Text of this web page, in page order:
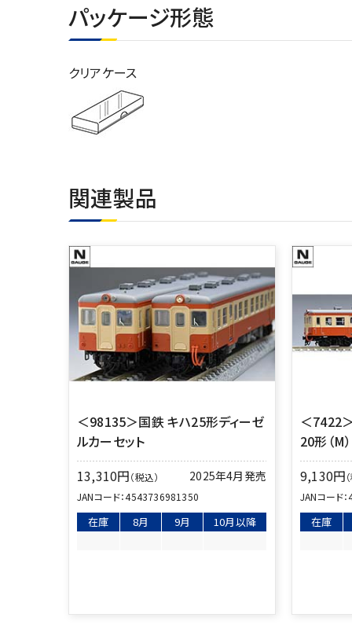
パッケージ形態
クリアケース
関連製品
＜98135＞国鉄 キハ25形ディーゼ
ルカーセット
13,310円（税込） 2025年4月発売
JANコード：4543736981350
在庫 8月 9月 10月以降
＜7422
20形（M）
9,130円
JANコード：
在庫